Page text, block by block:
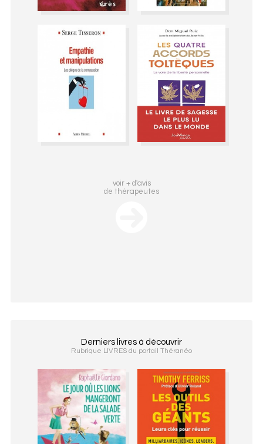
voir + d'avis
de thérapeutes
Derniers livres à découvrir
Rubrique LIVRES du portail Théranéo